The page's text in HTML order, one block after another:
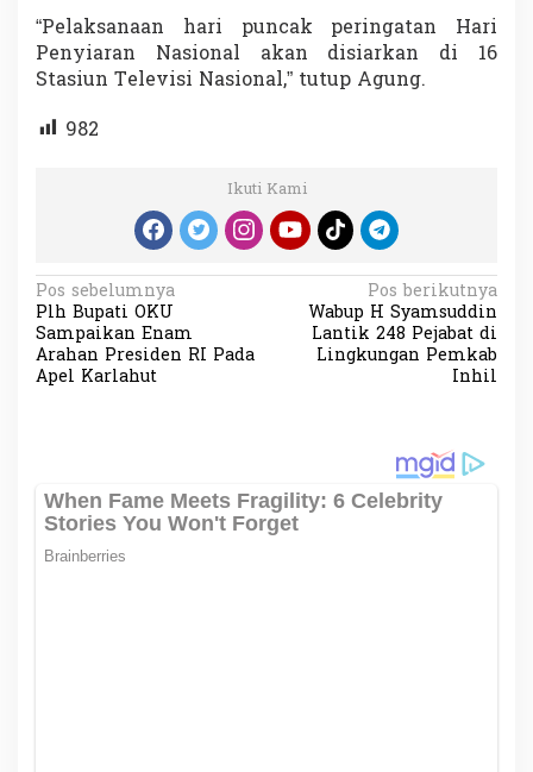
“Pelaksanaan hari puncak peringatan Hari
Penyiaran Nasional akan disiarkan di 16
Stasiun Televisi Nasional,” tutup Agung.
982
Ikuti Kami
N
a
v
s
p
Pos sebelumnya
Plh Bupati OKU
Sampaikan Enam
Arahan Presiden RI Pada
Apel Karlahut
Pos berikutnya
Wabup H Syamsuddin
Lantik 248 Pejabat di
Lingkungan Pemkab
Inhil